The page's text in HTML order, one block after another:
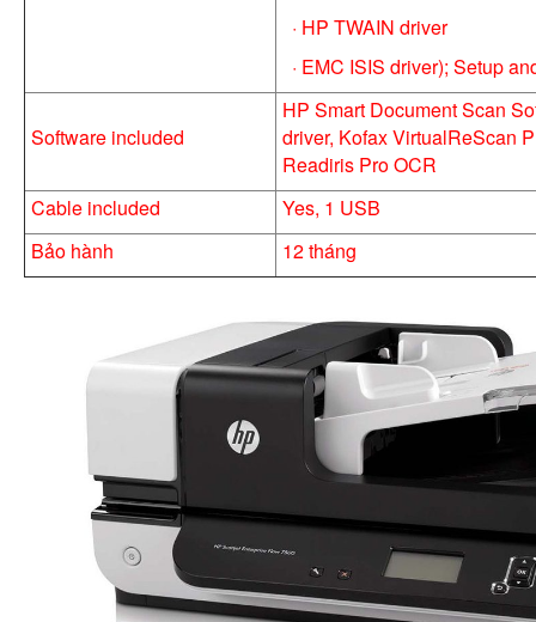
· HP TWAIN driver
· EMC ISIS driver); Setup
Software included
HP Smart Document Scan
driver, Kofax VirtualReScan
Readiris Pro OCR
Cable included
Yes, 1 USB
Bảo hành
12 tháng